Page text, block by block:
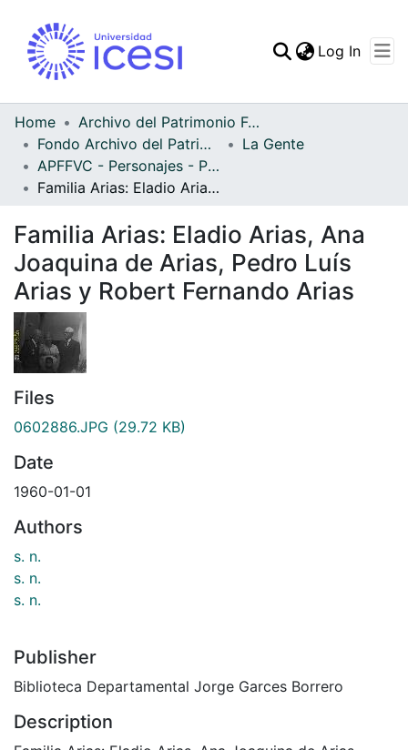
Statistics
Log In
Home
Archivo del Patrimonio Fotográfico y Fílmico del Valle del Cauca
Fondo Archivo del Patrimonio Fotográfico y Fílmico del Valle del Cauca
La Gente
APFFVC - Personajes - Patrimonial
Familia Arias: Eladio Arias, Ana Joaquina de Arias, Pedro Luís Arias y Robert Fernando Arias
Familia Arias: Eladio Arias, Ana
Joaquina de Arias, Pedro Luís
Arias y Robert Fernando Arias
Files
0602886.JPG (29.72 KB)
Date
1960-01-01
Authors
s. n.
s. n.
s. n.
Publisher
Biblioteca Departamental Jorge Garces Borrero
Description